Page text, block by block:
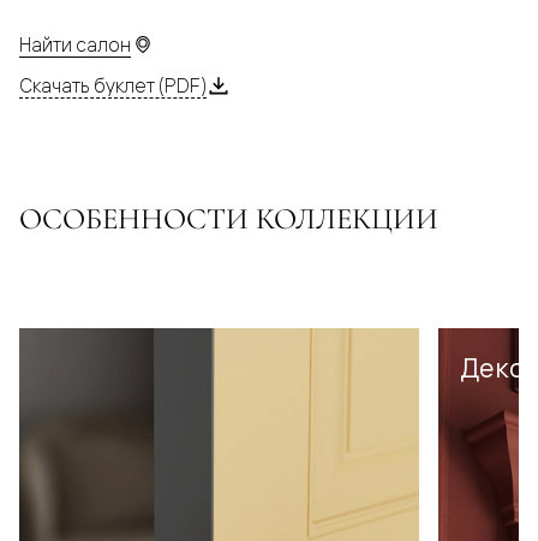
Найти салон
Скачать буклет (PDF)
ОСОБЕННОСТИ КОЛЛЕКЦИИ